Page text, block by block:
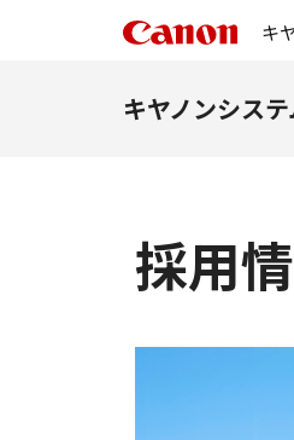
キ
キヤノンシス
採用